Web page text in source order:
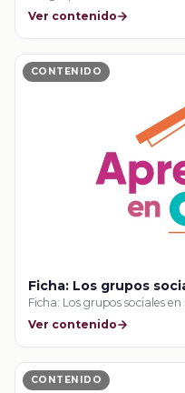
Ver contenido
CONTENIDO
Ficha: Los grupos
Ficha: Los grupos sociales
Ver contenido
CONTENIDO